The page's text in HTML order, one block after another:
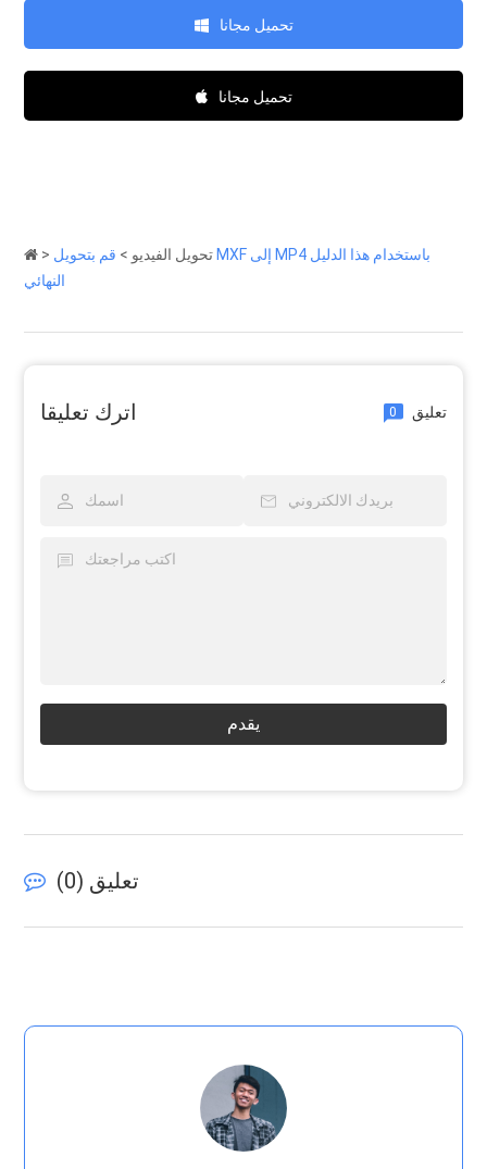
تحميل مجانا
تحميل مجانا
> تحويل الفيديو > قم بتحويل MXF إلى MP4 باستخدام هذا الدليل
النهائي
اترك تعليقا 0 تعليق
يقدم
تعليق ( 0
)